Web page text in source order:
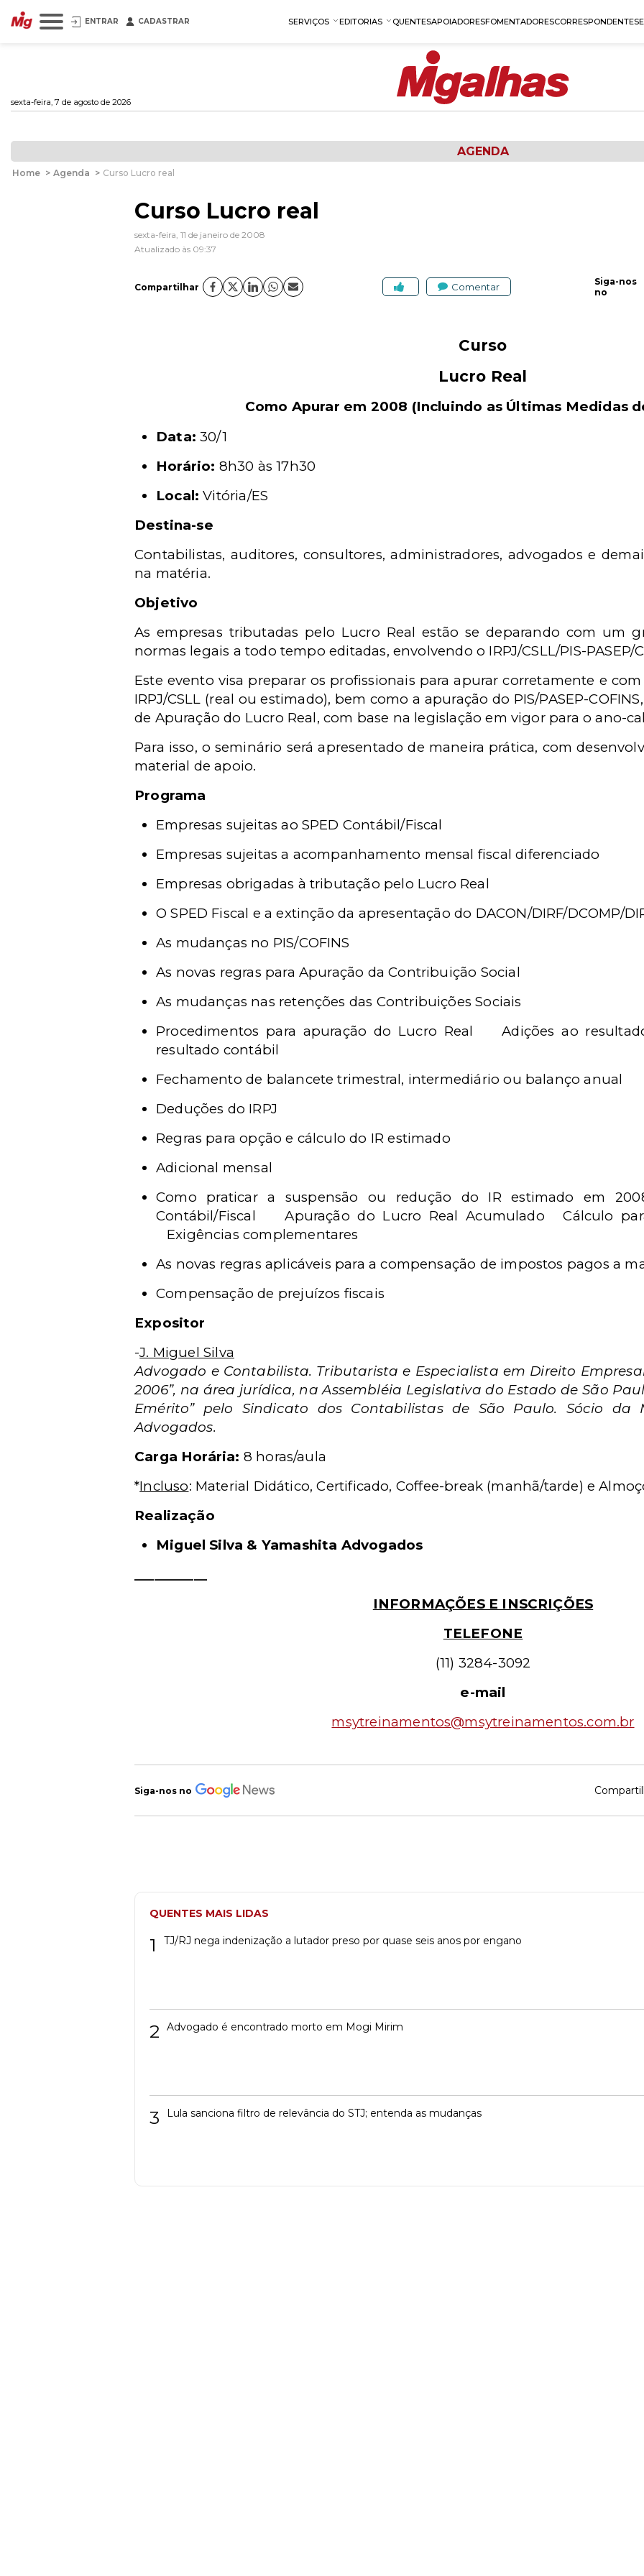
ENTRAR CADASTRAR SERVIÇOS EDITORIAS QUENTESAPOIADORESFOMENTADORESCORRESPONDENTES
sexta-feira, 7 de agosto de 2026
AGENDA
Home > Agenda > Curso Lucro real
Curso Lucro real
sexta-feira, 11 de janeiro de 2008
Atualizado às 09:37
Compartilhar Comentar
Siga-nos
no
Curso
Lucro Real
Como Apurar em 2008 (Incluindo as Últimas Medidas
Data: 30/1
Horário: 8h30 às 17h30
Local: Vitória/ES
Destina-se
Contabilistas, auditores, consultores, administradores, advogados e
na matéria.
Objetivo
As empresas tributadas pelo Lucro Real estão se deparando com um
normas legais a todo tempo editadas, envolvendo o IRPJ/CSLL/PIS-PASEP/
Este evento visa preparar os profissionais para apurar corretamente e
IRPJ/CSLL (real ou estimado), bem como a apuração do PIS/PASEP-
de Apuração do Lucro Real, com base na legislação em vigor para o ano-
Para isso, o seminário será apresentado de maneira prática, com
material de apoio.
Programa
Empresas sujeitas ao SPED Contábil/Fiscal
Empresas sujeitas a acompanhamento mensal fiscal diferenciado
Empresas obrigadas à tributação pelo Lucro Real
O SPED Fiscal e a extinção da apresentação do DACON/DIRF/DCOMP/
As mudanças no PIS/COFINS
As novas regras para Apuração da Contribuição Social
As mudanças nas retenções das Contribuições Sociais
Procedimentos para apuração do Lucro Real
Adições ao
resultado contábil
Fechamento de balancete trimestral, intermediário ou balanço anual
Deduções do IRPJ
Regras para opção e cálculo do IR estimado
Adicional mensal
Como praticar a suspensão ou redução do IR estimado em
Contábil/Fiscal
Apuração do Lucro Real Acumulado
Cálculo
Exigências complementares
As novas regras aplicáveis para a compensação de impostos pagos a
Compensação de prejuízos fiscais
Expositor
-J. Miguel Silva
Advogado e Contabilista. Tributarista e Especialista em Direito
2006”, na área jurídica, na Assembléia Legislativa do Estado de São
Emérito” pelo Sindicato dos Contabilistas de São Paulo. Sócio da
Advogados.
Carga Horária: 8 horas/aula
*Incluso: Material Didático, Certificado, Coffee-break (manhã/tarde) e
Realização
Miguel Silva & Yamashita Advogados
INFORMAÇÕES E INSCRIÇÕES
TELEFONE
(11) 3284-3092
e-mail
msytreinamentos@msytreinamentos.com.br
Siga-nos no
QUENTES MAIS LIDAS
1 TJ/RJ nega indenização a lutador preso por quase seis anos por engano
2 Advogado é encontrado morto em Mogi Mirim
3 Lula sanciona filtro de relevância do STJ; entenda as mudanças